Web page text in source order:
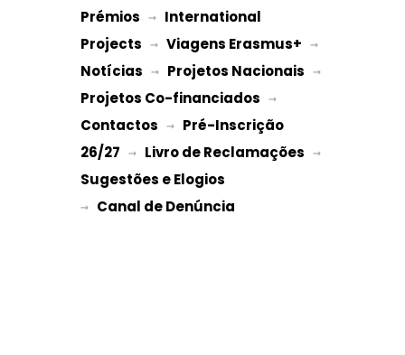
Prémios → International
Projects → Viagens Erasmus+
Notícias → Projetos Nacionais
Projetos Co-financiados
Contactos → Pré-Inscrição
26/27 → Livro de Reclamações
Sugestões e Elogios
→